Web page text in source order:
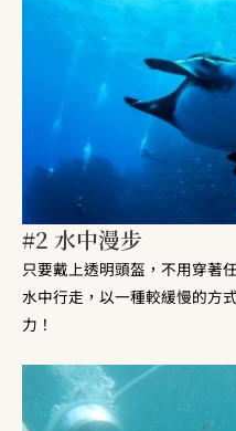
#2 水中漫步
只要戴上透明頭盔，不用穿著
水中行走，以一種較緩慢的方
力！